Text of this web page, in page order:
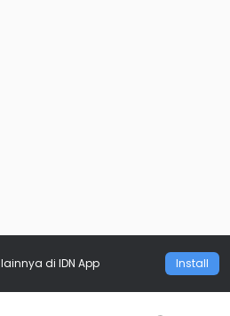
lainnya di IDN App Install